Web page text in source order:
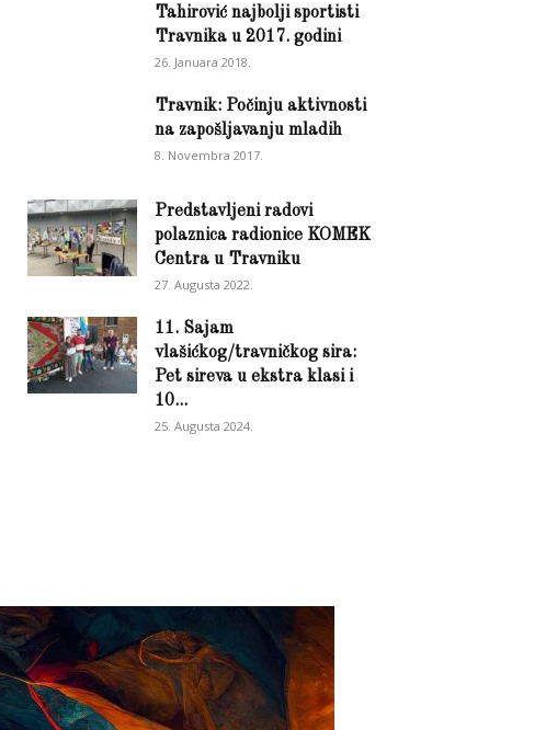
Tahirović najbolji sportisti
Travnika u 2017. godini
26. Januara 2018.
Travnik: Počinju aktivnosti
na zapošljavanju mladih
8. Novembra 2017.
Predstavljeni radovi
polaznica radionice KOMEK
Centra u Travniku
27. Augusta 2022.
11. Sajam
vlašićkog/travničkog sira:
Pet sireva u ekstra klasi i
10...
25. Augusta 2024.